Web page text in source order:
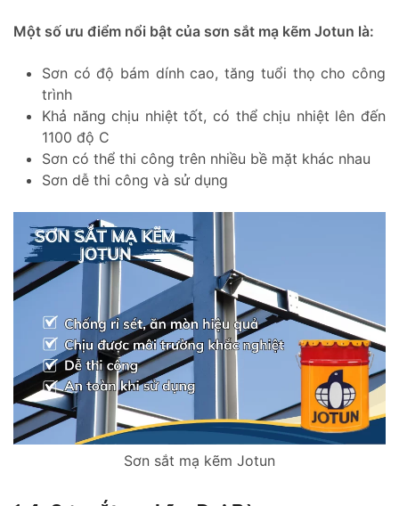
Một số ưu điểm nổi bật của sơn sắt mạ kẽm Jotun là:
Sơn có độ bám dính cao, tăng tuổi thọ cho công
trình
Khả năng chịu nhiệt tốt, có thể chịu nhiệt lên đến
1100 độ C
Sơn có thể thi công trên nhiều bề mặt khác nhau
Sơn dễ thi công và sử dụng
Sơn sắt mạ kẽm Jotun